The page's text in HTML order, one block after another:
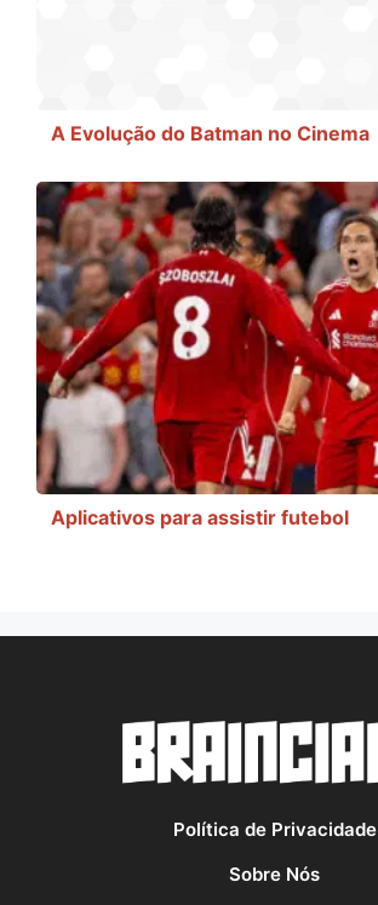
A Evolução do Batman no Cinema
Aplicativos para assistir futebol
Política de Privacidade
Sobre Nós